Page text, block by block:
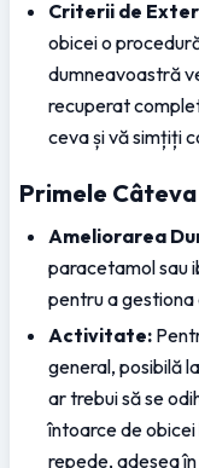
Criterii de
obicei o
dumneavoastră
recuperat
ceva și vă simțiți
Primele
Ameliorarea
paracetamol sau
pentru a gestiona
Activitate:
general, posibilă
ar trebui să se
întoarce de
repede, adesea